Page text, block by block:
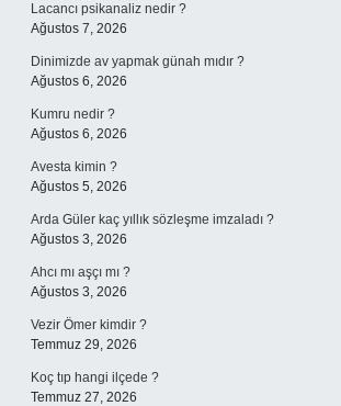
Lacancı psikanaliz nedir ?
Ağustos 7, 2026
Dinimizde av yapmak günah mıdır ?
Ağustos 6, 2026
Kumru nedir ?
Ağustos 6, 2026
Avesta kimin ?
Ağustos 5, 2026
Arda Güler kaç yıllık sözleşme imzaladı ?
Ağustos 3, 2026
Ahcı mı aşçı mı ?
Ağustos 3, 2026
Vezir Ömer kimdir ?
Temmuz 29, 2026
Koç tıp hangi ilçede ?
Temmuz 27, 2026